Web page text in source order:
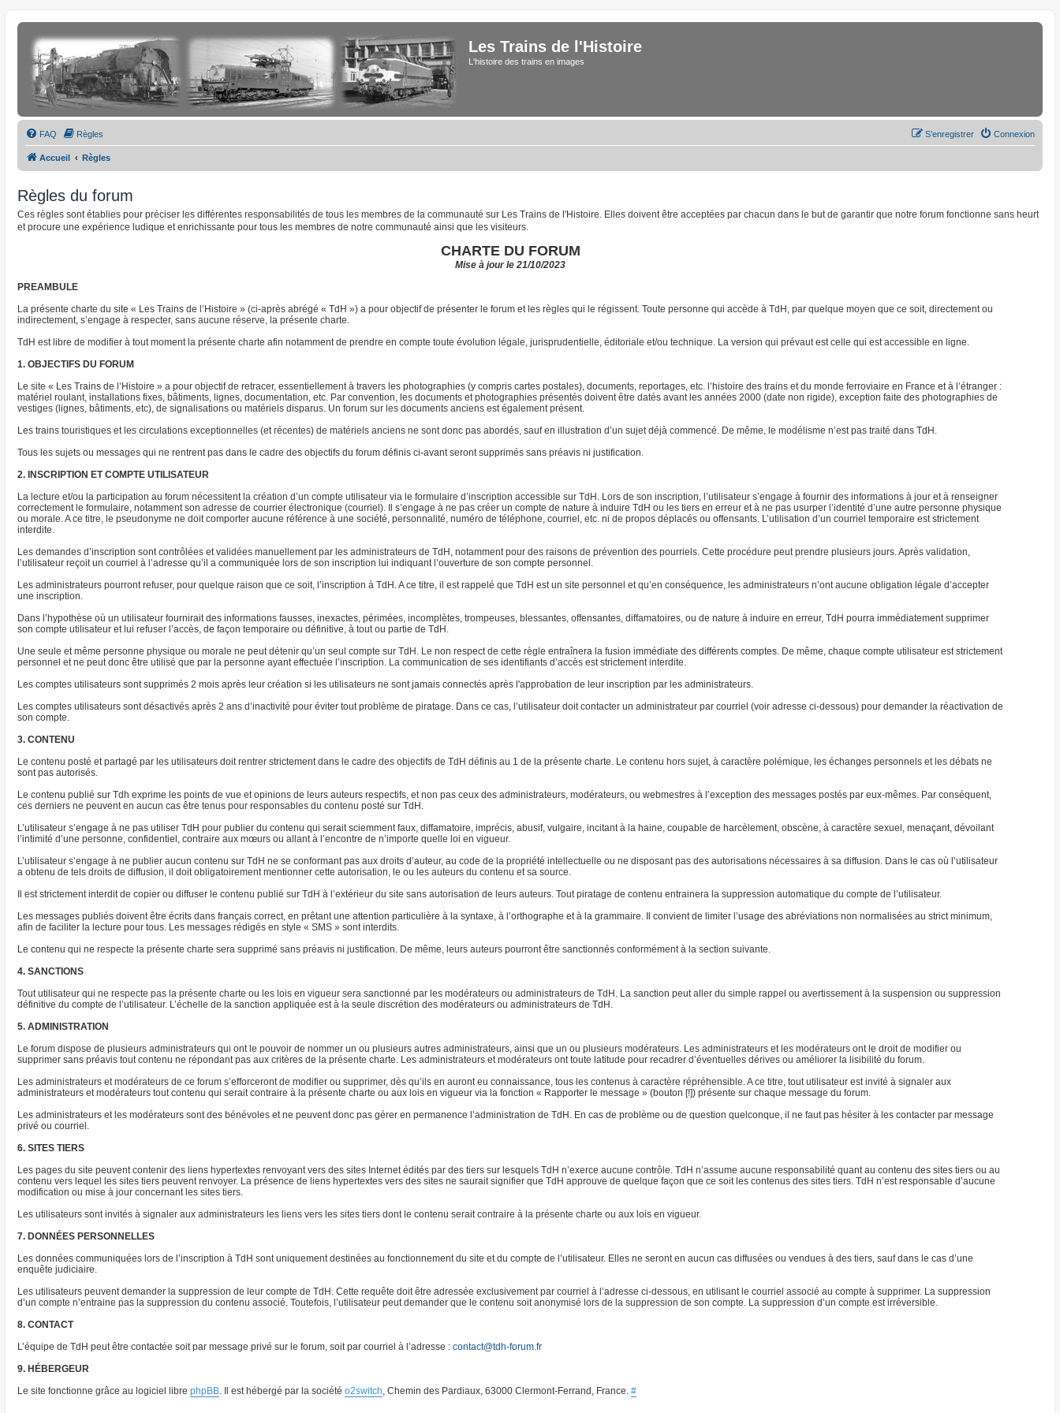
Les Trains de l'Histoire
L'histoire des trains en images
FAQ Règles Connexion
S’enregistrer
Accueil Règles
Règles du forum
Ces règles sont établies pour préciser les différentes responsabilités de tous les membres de la communauté sur Les Trains de l'Histoire. Elles doivent être acceptées par chacun dans le but de garantir que notre forum fonctionne sans heurt
et procure une expérience ludique et enrichissante pour tous les membres de notre communauté ainsi que les visiteurs.
CHARTE DU FORUM
Mise à jour le 21/10/2023
PREAMBULE
La présente charte du site « Les Trains de l’Histoire » (ci-après abrégé « TdH ») a pour objectif de présenter le forum et les règles qui le régissent. Toute personne qui accède à TdH, par quelque moyen que ce soit, directement ou
indirectement, s’engage à respecter, sans aucune réserve, la présente charte.
TdH est libre de modifier à tout moment la présente charte afin notamment de prendre en compte toute évolution légale, jurisprudentielle, éditoriale et/ou technique. La version qui prévaut est celle qui est accessible en ligne.
1. OBJECTIFS DU FORUM
Le site « Les Trains de l’Histoire » a pour objectif de retracer, essentiellement à travers les photographies (y compris cartes postales), documents, reportages, etc. l’histoire des trains et du monde ferroviaire en France et à l’étranger :
matériel roulant, installations fixes, bâtiments, lignes, documentation, etc. Par convention, les documents et photographies présentés doivent être datés avant les années 2000 (date non rigide), exception faite des photographies de
vestiges (lignes, bâtiments, etc), de signalisations ou matériels disparus. Un forum sur les documents anciens est également présent.
Les trains touristiques et les circulations exceptionnelles (et récentes) de matériels anciens ne sont donc pas abordés, sauf en illustration d’un sujet déjà commencé. De même, le modélisme n’est pas traité dans TdH.
Tous les sujets ou messages qui ne rentrent pas dans le cadre des objectifs du forum définis ci-avant seront supprimés sans préavis ni justification.
2. INSCRIPTION ET COMPTE UTILISATEUR
La lecture et/ou la participation au forum nécessitent la création d’un compte utilisateur via le formulaire d’inscription accessible sur TdH. Lors de son inscription, l’utilisateur s’engage à fournir des informations à jour et à renseigner
correctement le formulaire, notamment son adresse de courrier électronique (courriel). Il s’engage à ne pas créer un compte de nature à induire TdH ou les tiers en erreur et à ne pas usurper l’identité d’une autre personne physique
ou morale. A ce titre, le pseudonyme ne doit comporter aucune référence à une société, personnalité, numéro de téléphone, courriel, etc. ni de propos déplacés ou offensants. L’utilisation d’un courriel temporaire est strictement
interdite.
Les demandes d’inscription sont contrôlées et validées manuellement par les administrateurs de TdH, notamment pour des raisons de prévention des pourriels. Cette procédure peut prendre plusieurs jours. Après validation,
l’utilisateur reçoit un courriel à l’adresse qu’il a communiquée lors de son inscription lui indiquant l’ouverture de son compte personnel.
Les administrateurs pourront refuser, pour quelque raison que ce soit, l’inscription à TdH. A ce titre, il est rappelé que TdH est un site personnel et qu’en conséquence, les administrateurs n’ont aucune obligation légale d’accepter
une inscription.
Dans l’hypothèse où un utilisateur fournirait des informations fausses, inexactes, périmées, incomplètes, trompeuses, blessantes, offensantes, diffamatoires, ou de nature à induire en erreur, TdH pourra immédiatement supprimer
son compte utilisateur et lui refuser l’accès, de façon temporaire ou définitive, à tout ou partie de TdH.
Une seule et même personne physique ou morale ne peut détenir qu’un seul compte sur TdH. Le non respect de cette règle entraînera la fusion immédiate des différents comptes. De même, chaque compte utilisateur est strictement
personnel et ne peut donc être utilisé que par la personne ayant effectuée l’inscription. La communication de ses identifiants d’accès est strictement interdite.
Les comptes utilisateurs sont supprimés 2 mois après leur création si les utilisateurs ne sont jamais connectés après l'approbation de leur inscription par les administrateurs.
Les comptes utilisateurs sont désactivés après 2 ans d’inactivité pour éviter tout problème de piratage. Dans ce cas, l’utilisateur doit contacter un administrateur par courriel (voir adresse ci-dessous) pour demander la réactivation de
son compte.
3. CONTENU
Le contenu posté et partagé par les utilisateurs doit rentrer strictement dans le cadre des objectifs de TdH définis au 1 de la présente charte. Le contenu hors sujet, à caractère polémique, les échanges personnels et les débats ne
sont pas autorisés.
Le contenu publié sur Tdh exprime les points de vue et opinions de leurs auteurs respectifs, et non pas ceux des administrateurs, modérateurs, ou webmestres à l’exception des messages postés par eux-mêmes. Par conséquent,
ces derniers ne peuvent en aucun cas être tenus pour responsables du contenu posté sur TdH.
L’utilisateur s’engage à ne pas utiliser TdH pour publier du contenu qui serait sciemment faux, diffamatoire, imprécis, abusif, vulgaire, incitant à la haine, coupable de harcèlement, obscène, à caractère sexuel, menaçant, dévoilant
l’intimité d’une personne, confidentiel, contraire aux mœurs ou allant à l’encontre de n’importe quelle loi en vigueur.
L’utilisateur s’engage à ne publier aucun contenu sur TdH ne se conformant pas aux droits d’auteur, au code de la propriété intellectuelle ou ne disposant pas des autorisations nécessaires à sa diffusion. Dans le cas où l’utilisateur
a obtenu de tels droits de diffusion, il doit obligatoirement mentionner cette autorisation, le ou les auteurs du contenu et sa source.
Il est strictement interdit de copier ou diffuser le contenu publié sur TdH à l’extérieur du site sans autorisation de leurs auteurs. Tout piratage de contenu entrainera la suppression automatique du compte de l’utilisateur.
Les messages publiés doivent être écrits dans français correct, en prêtant une attention particulière à la syntaxe, à l’orthographe et à la grammaire. Il convient de limiter l’usage des abréviations non normalisées au strict minimum,
afin de faciliter la lecture pour tous. Les messages rédigés en style « SMS » sont interdits.
Le contenu qui ne respecte la présente charte sera supprimé sans préavis ni justification. De même, leurs auteurs pourront être sanctionnés conformément à la section suivante.
4. SANCTIONS
Tout utilisateur qui ne respecte pas la présente charte ou les lois en vigueur sera sanctionné par les modérateurs ou administrateurs de TdH. La sanction peut aller du simple rappel ou avertissement à la suspension ou suppression
définitive du compte de l’utilisateur. L’échelle de la sanction appliquée est à la seule discrétion des modérateurs ou administrateurs de TdH.
5. ADMINISTRATION
Le forum dispose de plusieurs administrateurs qui ont le pouvoir de nommer un ou plusieurs autres administrateurs, ainsi que un ou plusieurs modérateurs. Les administrateurs et les modérateurs ont le droit de modifier ou
supprimer sans préavis tout contenu ne répondant pas aux critères de la présente charte. Les administrateurs et modérateurs ont toute latitude pour recadrer d’éventuelles dérives ou améliorer la lisibilité du forum.
Les administrateurs et modérateurs de ce forum s’efforceront de modifier ou supprimer, dès qu’ils en auront eu connaissance, tous les contenus à caractère répréhensible. A ce titre, tout utilisateur est invité à signaler aux
administrateurs et modérateurs tout contenu qui serait contraire à la présente charte ou aux lois en vigueur via la fonction « Rapporter le message » (bouton [!]) présente sur chaque message du forum.
Les administrateurs et les modérateurs sont des bénévoles et ne peuvent donc pas gérer en permanence l’administration de TdH. En cas de problème ou de question quelconque, il ne faut pas hésiter à les contacter par message
privé ou courriel.
6. SITES TIERS
Les pages du site peuvent contenir des liens hypertextes renvoyant vers des sites Internet édités par des tiers sur lesquels TdH n’exerce aucune contrôle. TdH n’assume aucune responsabilité quant au contenu des sites tiers ou au
contenu vers lequel les sites tiers peuvent renvoyer. La présence de liens hypertextes vers des sites ne saurait signifier que TdH approuve de quelque façon que ce soit les contenus des sites tiers. TdH n’est responsable d’aucune
modification ou mise à jour concernant les sites tiers.
Les utilisateurs sont invités à signaler aux administrateurs les liens vers les sites tiers dont le contenu serait contraire à la présente charte ou aux lois en vigueur.
7. DONNÉES PERSONNELLES
Les données communiquées lors de l’inscription à TdH sont uniquement destinées au fonctionnement du site et du compte de l’utilisateur. Elles ne seront en aucun cas diffusées ou vendues à des tiers, sauf dans le cas d’une
enquête judiciaire.
Les utilisateurs peuvent demander la suppression de leur compte de TdH. Cette requête doit être adressée exclusivement par courriel à l’adresse ci-dessous, en utilisant le courriel associé au compte à supprimer. La suppression
d’un compte n’entraine pas la suppression du contenu associé. Toutefois, l’utilisateur peut demander que le contenu soit anonymisé lors de la suppression de son compte. La suppression d’un compte est irréversible.
8. CONTACT
L’équipe de TdH peut être contactée soit par message privé sur le forum, soit par courriel à l’adresse : contact@tdh-forum.fr
9. HÉBERGEUR
Le site fonctionne grâce au logiciel libre phpBB. Il est hébergé par la société o2switch, Chemin des Pardiaux, 63000 Clermont-Ferrand, France. #